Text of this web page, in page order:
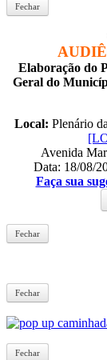
Fechar
Elaboração do
Geral do
Local: Plenário
Avenida
Data: 18/08/
Faça sua
Fechar
Fechar
Fechar